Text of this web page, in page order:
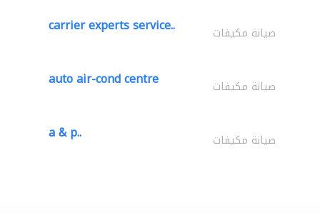
carrier experts service.. صيانة مكيفات
auto air-cond centre صيانة مكيفات
a & p.. صيانة مكيفات